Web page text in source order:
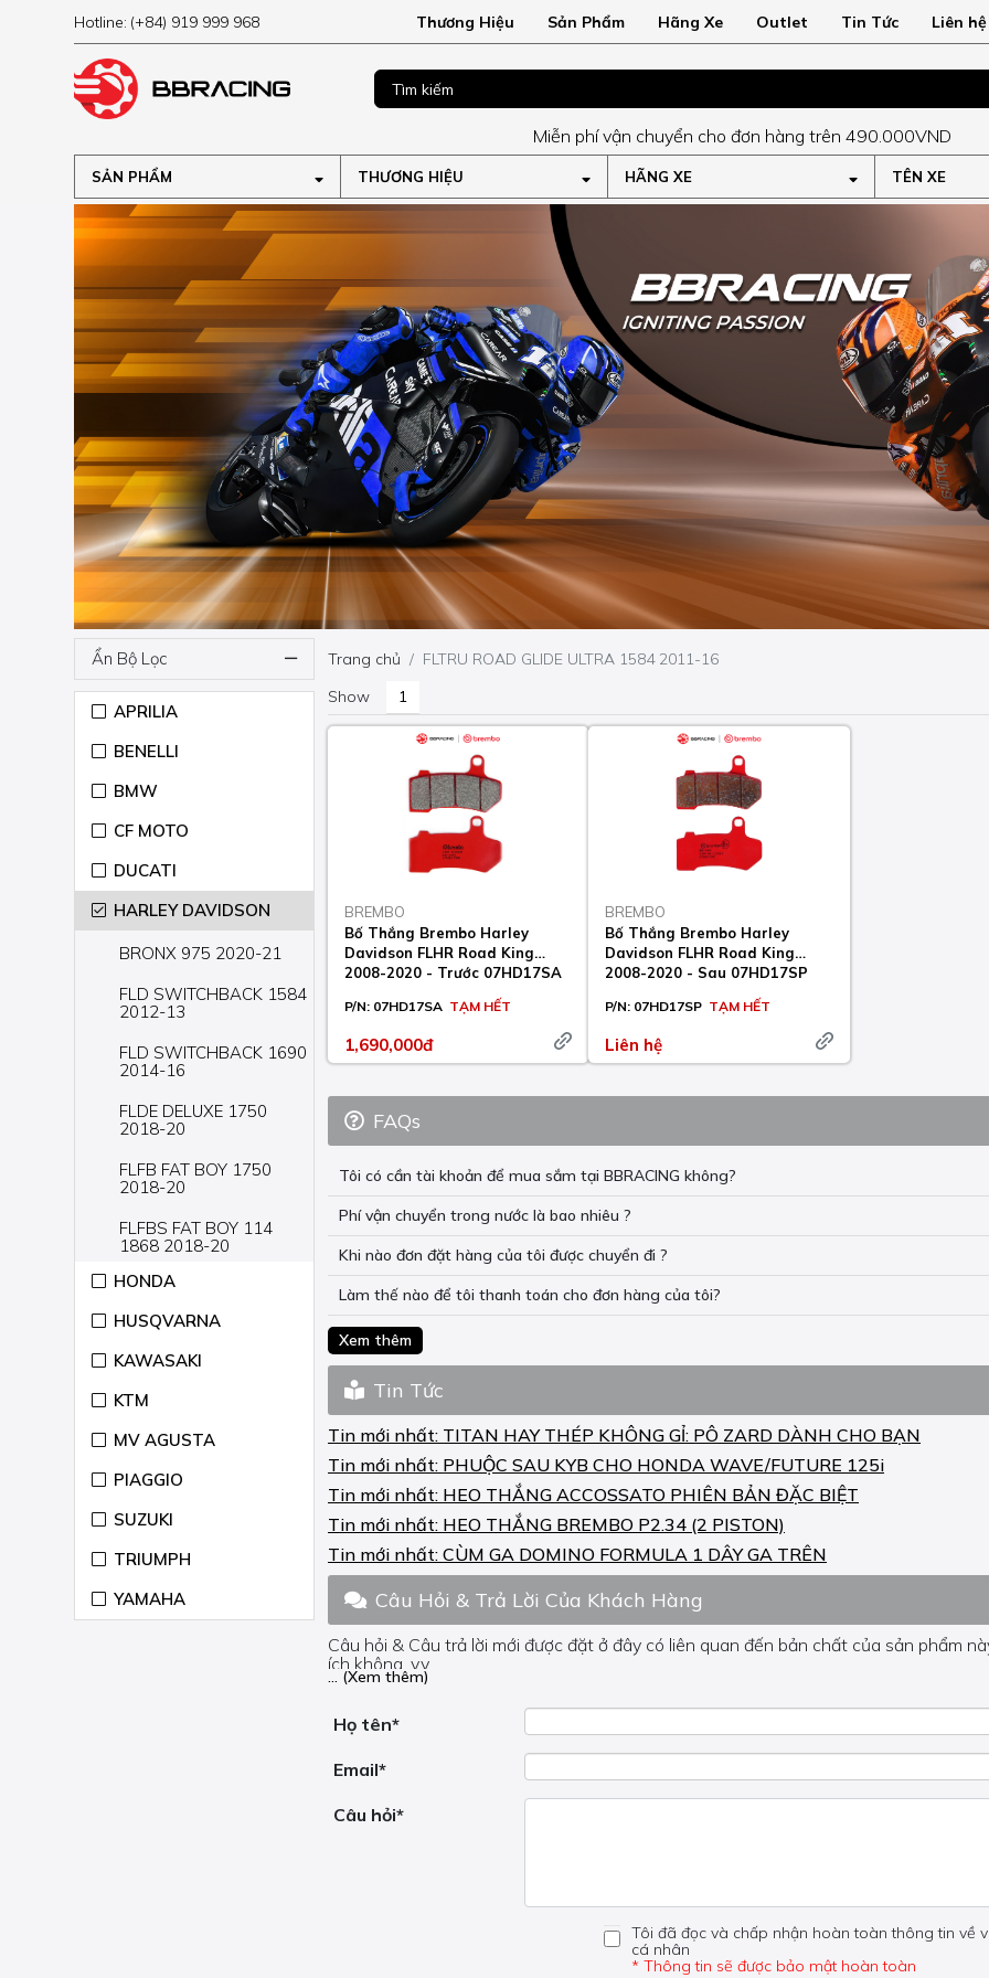
Hotline: (+84) 919 999 968 Thương Hiệu Sản Phẩm Hãng Xe Outlet Tin Tức Liên hệ
Miễn phí vận chuyển cho đơn hàng trên 490.000VND
SẢN PHẨM THƯƠNG HIỆU HÃNG XE TÊN XE
Ẩn Bộ Lọc
APRILIA
BENELLI
BMW
CF MOTO
DUCATI
HARLEY DAVIDSON
BRONX 975 2020-21
FLD SWITCHBACK 1584
2012-13
FLD SWITCHBACK 1690
2014-16
FLDE DELUXE 1750
2018-20
FLFB FAT BOY 1750
2018-20
FLFBS FAT BOY 114
1868 2018-20
FLFBS FAT BOY 114
2018
FLHC HERITAGE
CLASSIC 114 1868
CLASSIC 114
ANNIVERSARY 1868
2018
FLHR ROAD KING 1450
2000-06
HONDA
HUSQVARNA
KAWASAKI
KTM
MV AGUSTA
PIAGGIO
SUZUKI
TRIUMPH
YAMAHA
Trang chủ
FLTRU ROAD GLIDE ULTRA 1584 2011-16
Show
BREMBO
Bố Thắng Brembo Harley
Davidson FLHR Road King
2008-2020 - Trước 07HD17SA
P/N: 07HD17SA TẠM HẾT
1,690,000đ
BREMBO
Bố Thắng Brembo Harley
Davidson FLHR Road King
2008-2020 - Sau 07HD17SP
P/N: 07HD17SP TẠM HẾT
Liên hệ
FAQs
Tôi có cần tài khoản để mua sắm tại BBRACING không?
Phí vận chuyển trong nước là bao nhiêu ?
Khi nào đơn đặt hàng của tôi được chuyển đi ?
Làm thế nào để tôi thanh toán cho đơn hàng của tôi?
Xem thêm
Tin Tức
Tin mới nhất: TITAN HAY THÉP KHÔNG GỈ: PÔ ZARD DÀNH CHO BẠN
Tin mới nhất: PHUỘC SAU KYB CHO HONDA WAVE/FUTURE 125i
Tin mới nhất: HEO THẮNG ACCOSSATO PHIÊN BẢN ĐẶC BIỆT
Tin mới nhất: HEO THẮNG BREMBO P2.34 (2 PISTON)
Tin mới nhất:CÙM GA DOMINO FORMULA 1 DÂY GA TRÊN
Câu Hỏi & Trả Lời Của Khách Hàng
Câu hỏi & Câu trả lời mới được đặt ở đây có liên quan đến bản chất của sản phẩm
ích không, v.v.
Nếu bạn cần trợ giúp về phần khác, vui lòng không đặt câu hỏi của bạn ở đây mà
... (Xem thêm)
Họ tên*
Email*
Câu hỏi*
Tôi đã đọc và chấp nhận hoàn toàn thông tin về
cá nhân
* Thông tin sẽ được bảo mật hoàn toàn